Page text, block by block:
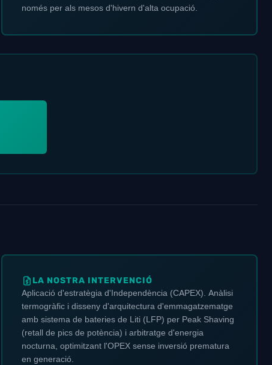
només per als mesos d'hivern d'alta ocupació.
LA NOSTRA INTERVENCIÓ
Aplicació d'estratègia d'Independència (CAPEX). Anàlisi
termogràfic i disseny d'arquitectura d'emmagatzematge
amb sistema de bateries de Liti (LFP) per Peak Shaving
(retall de pics de potència) i arbitratge d'energia
nocturna, optimitzant l'OPEX sense inversió prematura
en generació.